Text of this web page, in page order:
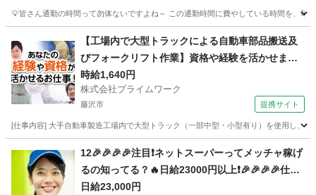
💡皆さん通勤の時間って勿体ないですよね～ この通勤時間に費やしている時間を、
十日市場駅 配送 ネットスーパー
【工場内で大型トラックによる自動車部品搬送及
びフォークリフト作業】資格や経験を活かせま
す！
時給1,640円
株式会社プライムワーク
藤沢市 提携サイト
[仕事内容] 大手自動車製造工場内で大型トラック（一部中型・小型有り）を使用
ドライバー
12🎉🎉🎉🎉注目❗️ネットスーパーってメッチャ稼げ
るの知ってる？🔥日給23000円以上❗️🎉🎉🎉🎉仕事
は楽チンで女子いっぱい✨安定収入😄完全週休2日
日給23,000円